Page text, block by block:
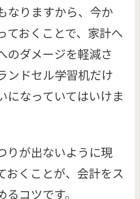
なりますから、今か
ておくことで、家計へ
のダメージを軽減さ
ンドセル学習机だけ
になっていてはいけま
りが出ないように現
おくことが、会計をス
コツです。